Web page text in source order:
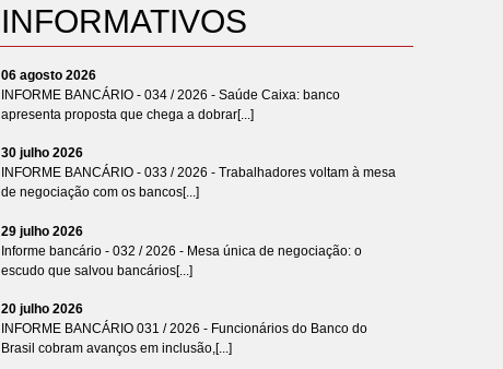
INFORMATIVOS
06 agosto 2026
INFORME BANCÁRIO - 034 / 2026 - Saúde Caixa: banco
apresenta proposta que chega a dobrar[...]
30 julho 2026
INFORME BANCÁRIO - 033 / 2026 - Trabalhadores voltam à mesa
de negociação com os bancos[...]
29 julho 2026
Informe bancário - 032 / 2026 - Mesa única de negociação: o
escudo que salvou bancários[...]
20 julho 2026
INFORME BANCÁRIO 031 / 2026 - Funcionários do Banco do
Brasil cobram avanços em inclusão,[...]